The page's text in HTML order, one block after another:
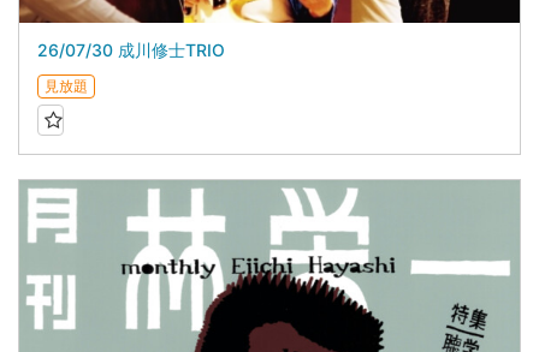
26/07/30 成川修士TRIO
見放題